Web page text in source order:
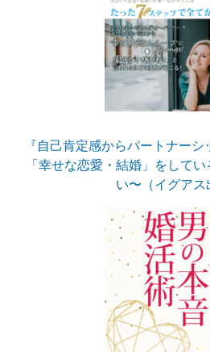
『自己肯定感からパートナー
「幸せな恋愛・結婚」をして
い〜（イグアス